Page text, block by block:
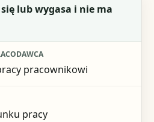
lub wygasa i nie ma
pracownikowi
pracy